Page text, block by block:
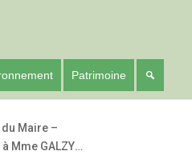
Patrimoine
Maire –
Mme GALZY